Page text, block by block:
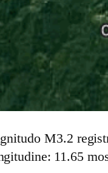
M3.2
11.65